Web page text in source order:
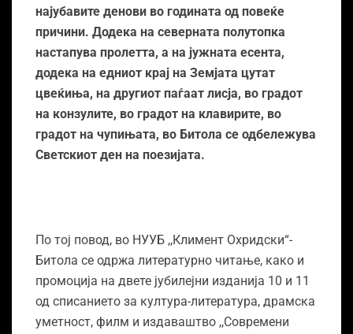
најубавите денови во годината од повеќе
причини. Додека на северната полутопка
настапува пролетта, а на јужната есента,
додека на едниот крај на Земјата цутат
цвеќиња, на другиот паѓаат лисја, во градот
на конзулите, во градот на клавирите, во
градот на чупињата, во Битола се одбележува
Светскиот ден на поезијата.
По тој повод, во НУУБ ,,Климент Охридски“-
Битола се одржа литературно читање, како и
промоција на двете јубилејни изданија 10 и 11
од списанието за култура-литература, драмска
уметност, филм и издаваштво ,,Современи